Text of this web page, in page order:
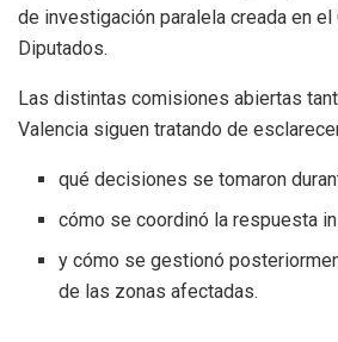
de investigación paralela creada en
Diputados.
Las distintas comisiones abiertas
Valencia siguen tratando de
qué decisiones se tomaron
cómo se coordinó la respuesta
y cómo se gestionó
de las zonas afectadas.